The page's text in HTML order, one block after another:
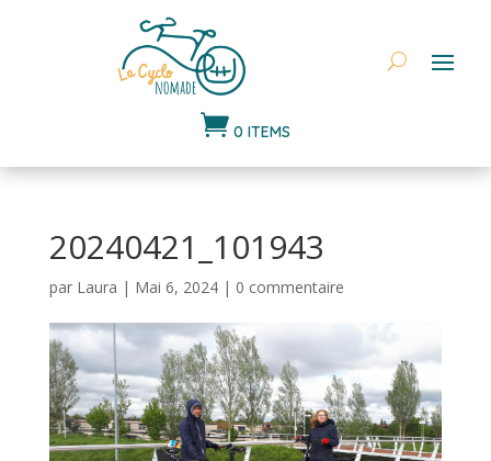
 0 ITEMS
20240421_101943
par Laura | Mai 6, 2024| 0 commentaire